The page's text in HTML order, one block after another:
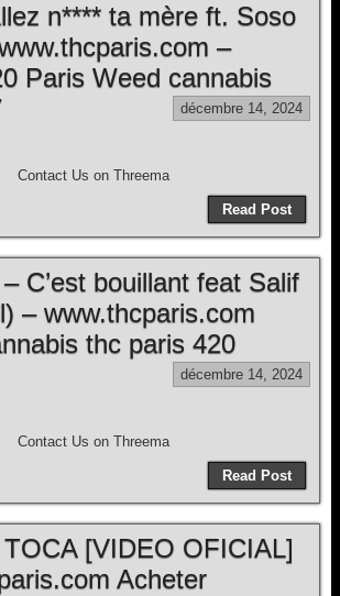
n**** ta mère ft. Soso
–
Paris Weed cannabis
décembre 14, 2024
Contact Us on Threema
Read Post
C’est bouillant feat Salif
– www.thcparis.com
thc paris 420
décembre 14, 2024
Contact Us on Threema
Read Post
[VIDEO OFICIAL]
Acheter